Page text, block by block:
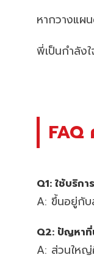
หากวางแผ
พี่เป็นกำลัง
FAQ
Q1: ใช้บริก
A: ขึ้นอยู่กับ
Q2: ปัญหา
A: ส่วนใหญ่